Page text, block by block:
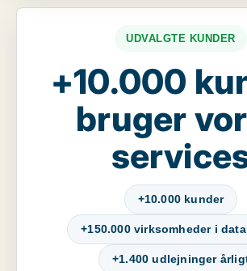
UDVALGTE KUNDER
+10.000
bruger
+10.000 kunder
+150.000 virksomheder i
+1.400 udlejninger